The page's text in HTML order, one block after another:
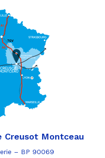
Creusot Montceau
– BP 90069